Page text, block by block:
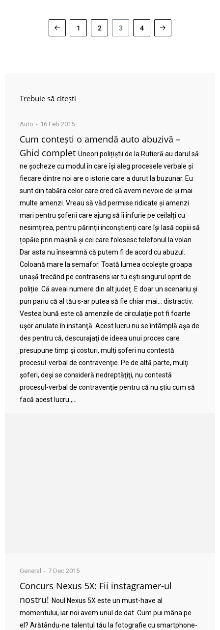
1 2 3 4
Trebuie să citești
Auto 16 Feb 2015
Cum contești o amendă auto abuzivă –
Ghid complet Uneori polițiștii de la Rutieră au darul să
ne șocheze cu modul în care își aleg procesele verbale și
fiecare dintre noi are o istorie care a durut la buzunar. Eu
sunt din tabăra celor care cred că avem nevoie de și mai
multe amenzi. Vreau să văd permise ridicate și amenzi
mari pentru șoferii care ajung să îi înfurie pe ceilalți cu
nesimțirea, pentru părinții inconștienți care își lasă copiii să
țopăie prin mașină și cei care folosesc telefonul la volan.
Dar asta nu înseamnă că putem fi de acord cu abuzul.
Coloană mare la semafor. Toată lumea ocolește groapa
uriașă trecând pe contrasens iar tu ești singurul oprit de
poliție. Că aveai numere din alt județ. E doar un scenariu și
pun pariu că al tău s-ar putea să fie chiar mai… distractiv.
Vestea bună este că amenzile de circulaţie pot fi foarte
uşor anulate în instanţă. Acest lucru nu se întâmplă aşa de
des pentru că, descurajaţi de ideea unui proces care
presupune timp şi costuri, mulţi şoferi nu contestă
procesul-verbal de contravenţie. Pe de altă parte, mulţi
şoferi, deşi se consideră nedreptăţiţi, nu contestă
procesul-verbal de contravenţie pentru că nu ştiu cum să
facă acest lucru.,...
General 7 Dec 2015
Concurs Nexus 5X: Fii instagramer-ul
nostru! Noul Nexus 5X este un must-have al
momentului, iar noi avem unul de dat. Cum pui mâna pe
el? Arătându-ne talentul tău la fotografie cu smartphone-